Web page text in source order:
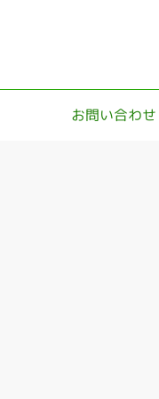
お問い合わせ